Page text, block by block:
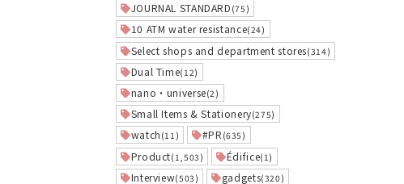
JOURNAL STANDARD (75)
10 ATM water resistance(24)
Select shops and department stores(314)
Dual Time(12)
nano・universe(2)
Small Items & Stationery(275)
watch (11) #PR (635)
Product(1,503) Édifice(1)
Interview(503) gadgets(320)